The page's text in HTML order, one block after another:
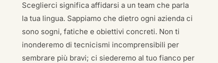
Sceglierci significa affidarsi a un team che parla
la tua lingua. Sappiamo che dietro ogni azienda ci
sono sogni, fatiche e obiettivi concreti. Non ti
inonderemo di tecnicismi incomprensibili per
sembrare più bravi; ci siederemo al tuo fianco per